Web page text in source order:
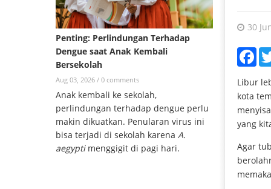
30
Libur
kota
yang
Agar
Penting: Perlindungan Terhadap
Dengue saat Anak Kembali
Bersekolah
Aug 03, 2026 / 0 comments
Anak kembali ke sekolah,
perlindungan terhadap dengue perlu
makin dikuatkan. Penularan virus ini
bisa terjadi di sekolah karena A.
aegyptimenggigit di pagi hari.